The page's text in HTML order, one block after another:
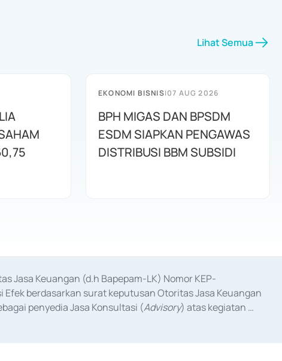
Lihat Semua
EKONOMI BISNIS|07 AUG 2026
BPH MIGAS DAN BPSDM
ESDM SIAPKAN PENGAWAS
DISTRIBUSI BBM SUBSIDI
Jasa Keuangan (d.h Bapepam-LK) Nomor KEP-
Efek berdasarkan surat keputusan Otoritas Jasa Keuangan
penyedia Jasa Konsultasi (Advisory) atas kegiatan